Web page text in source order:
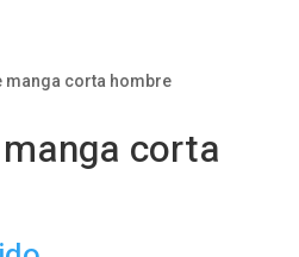
manga corta hombre
corta